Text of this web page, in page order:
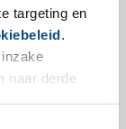
targeting en
.
naar derde
An
mit